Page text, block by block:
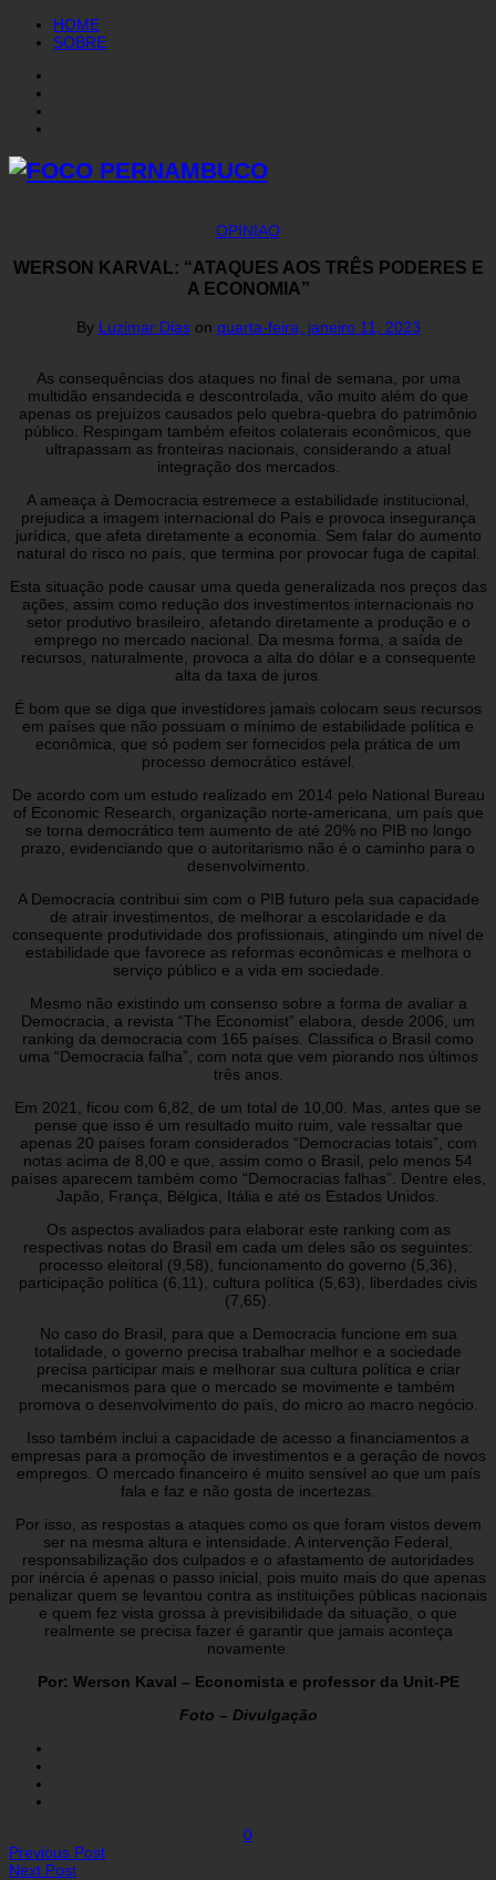
HOME
SOBRE
OPINIAO
WERSON KARVAL: “ATAQUES AOS TRÊS PODERES E
A ECONOMIA”
By Luzimar Dias on quarta-feira, janeiro 11, 2023
As consequências dos ataques no final de semana, por uma
multidão ensandecida e descontrolada, vão muito além do que
apenas os prejuízos causados pelo quebra-quebra do patrimônio
público. Respingam também efeitos colaterais econômicos, que
ultrapassam as fronteiras nacionais, considerando a atual
integração dos mercados.
A ameaça à Democracia estremece a estabilidade institucional,
prejudica a imagem internacional do País e provoca insegurança
jurídica, que afeta diretamente a economia. Sem falar do aumento
natural do risco no país, que termina por provocar fuga de capital.
Esta situação pode causar uma queda generalizada nos preços das
ações, assim como redução dos investimentos internacionais no
setor produtivo brasileiro, afetando diretamente a produção e o
emprego no mercado nacional. Da mesma forma, a saída de
recursos, naturalmente, provoca a alta do dólar e a consequente
alta da taxa de juros.
É bom que se diga que investidores jamais colocam seus recursos
em países que não possuam o mínimo de estabilidade política e
econômica, que só podem ser fornecidos pela prática de um
processo democrático estável.
De acordo com um estudo realizado em 2014 pelo National Bureau
of Economic Research, organização norte-americana, um país que
se torna democrático tem aumento de até 20% no PIB no longo
prazo, evidenciando que o autoritarismo não é o caminho para o
desenvolvimento.
A Democracia contribui sim com o PIB futuro pela sua capacidade
de atrair investimentos, de melhorar a escolaridade e da
consequente produtividade dos profissionais, atingindo um nível de
estabilidade que favorece as reformas econômicas e melhora o
serviço público e a vida em sociedade.
Mesmo não existindo um consenso sobre a forma de avaliar a
Democracia, a revista “The Economist” elabora, desde 2006, um
ranking da democracia com 165 países. Classifica o Brasil como
uma “Democracia falha”, com nota que vem piorando nos últimos
três anos.
Em 2021, ficou com 6,82, de um total de 10,00. Mas, antes que se
pense que isso é um resultado muito ruim, vale ressaltar que
apenas 20 países foram considerados “Democracias totais”, com
notas acima de 8,00 e que, assim como o Brasil, pelo menos 54
países aparecem também como “Democracias falhas”. Dentre eles,
Japão, França, Bélgica, Itália e até os Estados Unidos.
Os aspectos avaliados para elaborar este ranking com as
respectivas notas do Brasil em cada um deles são os seguintes:
processo eleitoral (9,58), funcionamento do governo (5,36),
participação política (6,11), cultura política (5,63), liberdades civis
(7,65).
No caso do Brasil, para que a Democracia funcione em sua
totalidade, o governo precisa trabalhar melhor e a sociedade
precisa participar mais e melhorar sua cultura política e criar
mecanismos para que o mercado se movimente e também
promova o desenvolvimento do país, do micro ao macro negócio.
Isso também inclui a capacidade de acesso a financiamentos a
empresas para a promoção de investimentos e a geração de novos
empregos. O mercado financeiro é muito sensível ao que um país
fala e faz e não gosta de incertezas.
Por isso, as respostas a ataques como os que foram vistos devem
ser na mesma altura e intensidade. A intervenção Federal,
responsabilização dos culpados e o afastamento de autoridades
por inércia é apenas o passo inicial, pois muito mais do que apenas
penalizar quem se levantou contra as instituições públicas nacionais
e quem fez vista grossa à previsibilidade da situação, o que
realmente se precisa fazer é garantir que jamais aconteça
novamente.
Por: Werson Kaval – Economista e professor da Unit-PE
Foto – Divulgação
0
Previous Post
Next Post